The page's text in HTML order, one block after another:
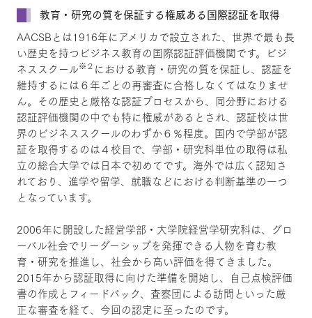
教育・研究の質を保証する権威ある国際認証を取得
AACSBとは1916年にアメリカで設立された、世界で最も長
い歴史を持つビジネス教育の国際認証評価機関です。ビジ
ネススクール※２ における教育・研究の質を保証し、認証を
維持するには６年ごとの再審査に合格しなくてはなりませ
ん。その歴史と厳格な認証プロセスから、同分野における
認証評価機関の中でも特に権威があるとされ、認証校は世
界のビジネススクールのわずか６％程度。国内で学部が認
証を取得するのは４校目で、学部・研究科単位の取得は私
立の総合大学では日本で初めてです。海外では広く認知さ
れており、進学や留学、就職などにおける判断基準の一つ
となっています。
2006年に開設した経営学部・大学院経営学研究科は、グロ
ーバル社会でリーダーシップを発揮できる人物を育む教
育・研究を推進し、社会から高い評価を得てきました。
2015年から認証取得に向けた準備を開始し、自己点検評価
書の作成とフィードバック、査察団による訪問といった厳
正な審査を経て、今回の認定に至ったのです。